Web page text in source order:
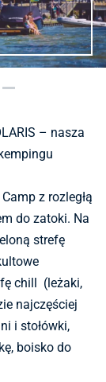
– nasza
z rozległą
do zatoki. Na
strefę
chill (leżaki,
najczęściej
i stołówki,
boisko do